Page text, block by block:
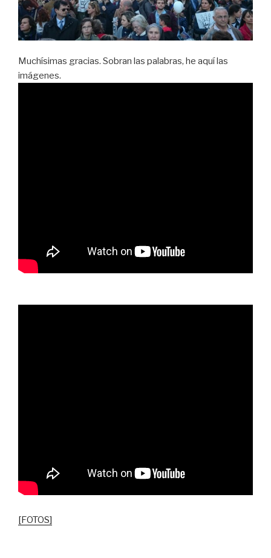
Muchísimas gracias. Sobran las palabras, he aquí las
imágenes.
[FOTOS]